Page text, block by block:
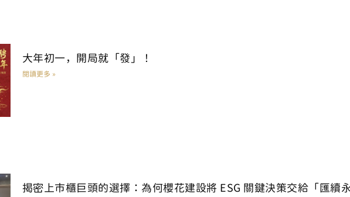
大年初一，開局就「發」！
閱讀更多 »
揭密上市櫃巨頭的選擇：為何櫻花建設將 ESG 關鍵決策交給「匯續